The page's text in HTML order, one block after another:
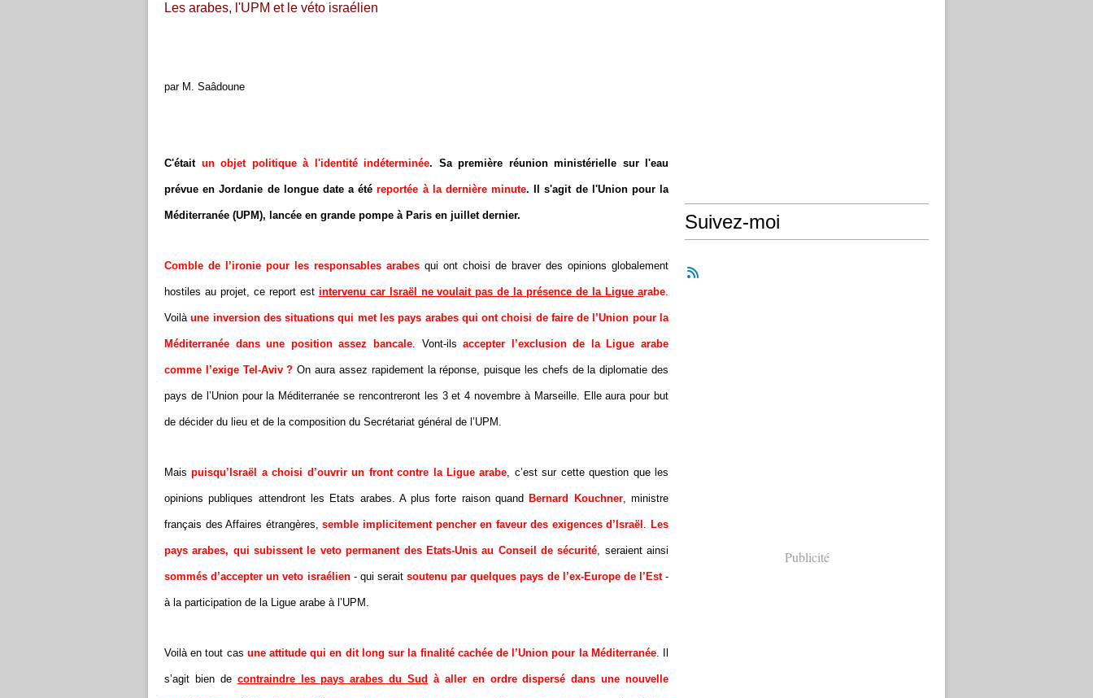
Les arabes, l'UPM et le véto israélien
par M. Saâdoune
C'était un objet politique à l'identité indéterminée. Sa première réunion ministérielle sur l'eau
prévue en Jordanie de longue date a étéreportée à la dernière minute. Il s'agit de l'Union pour la
Méditerranée (UPM), lancée en grande pompe à Paris en juillet dernier.
Comble de l’ironie pour les responsables arabes qui ont choisi de braver des opinions globalement
hostiles au projet, ce report est intervenu car Israël ne voulait pas de la présence de la Ligue arabe.
Voilàune inversion des situations qui met les pays arabes qui ont choisi de faire de l’Union pour la
Méditerranée dans une position assez bancale. Vont-ilsaccepter l’exclusion de la Ligue arabe
comme l’exige Tel-Aviv ? On aura assez rapidement la réponse, puisque les chefs de la diplomatie des
pays de l’Union pour la Méditerranée se rencontreront les 3 et 4 novembre à Marseille. Elle aura pour but
de décider du lieu et de la composition du Secrétariat général de l’UPM.
Maispuisqu’Israël a choisi d’ouvrir un front contre la Ligue arabe, c’est sur cette question que les
opinions publiques attendront les Etats arabes. A plus forte raison quand Bernard Kouchner, ministre
français des Affaires étrangères,semble implicitement pencher en faveur des exigences d’Israël . Les
pays arabes, qui subissent le veto permanent des Etats-Unis au Conseil de sécurité, seraient ainsi
sommés d’accepter un veto israélien- qui serait soutenu par quelques pays de l’ex-Europe de l’Est-
à la participation de la Ligue arabe à l’UPM.
Voilà en tout cas une attitude qui en dit long sur la finalité cachée de l’Union pour la Méditerranée. Il
s’agit bien de contraindre les pays arabes du Sud à aller en ordre dispersé dans une nouvelle
Suivez-moi
Publicité